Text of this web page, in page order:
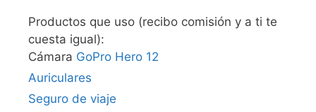
Productos que uso (recibo comisión y a ti te
cuesta igual):
Cámara GoPro Hero 12
Auriculares
Seguro de viaje